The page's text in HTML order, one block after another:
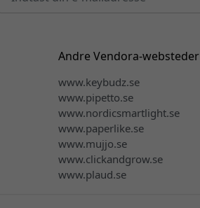
Andre Vendora-websteder
www.keybudz.se
www.pipetto.se
www.nordicsmartlight.se
www.paperlike.se
www.mujjo.se
www.clickandgrow.se
www.plaud.se